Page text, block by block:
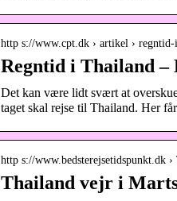
http s://www.cpt.dk › artikel ›
Regntid i Thailand –
Det kan være lidt svært at
taget skal rejse til Thailand. Her
http s://www.bedsterejsetidspunkt.dk ›
Thailand vejr i